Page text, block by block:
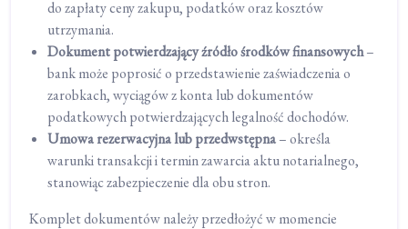
do zapłaty ceny zakupu, podatków oraz kosztów
utrzymania.
Dokument potwierdzający źródło środków finansowych–
bank może poprosić o przedstawienie zaświadczenia o
zarobkach, wyciągów z konta lub dokumentów
podatkowych potwierdzających legalność dochodów.
Umowa rezerwacyjna lub przedwstępna– określa
warunki transakcji i termin zawarcia aktu notarialnego,
stanowiąc zabezpieczenie dla obu stron.
Komplet dokumentów należy przedłożyć w momencie